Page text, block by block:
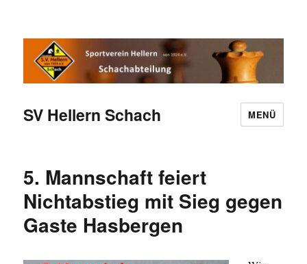
SV Hellern Schach MENÜ
5. Mannschaft feiert
Nichtabstieg mit Sieg gegen
Gaste Hasbergen